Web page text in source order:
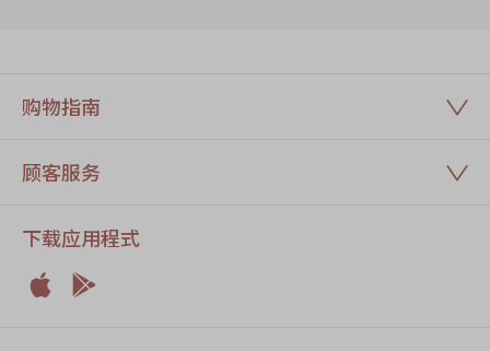
购物指南
顾客服务
下载应用程式

